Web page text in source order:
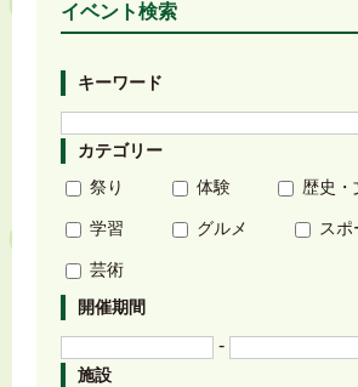
イベント検索
キーワード
カテゴリー
祭り
体験 歴史・
学習 グルメ スポ
芸術
開催期間
-
施設